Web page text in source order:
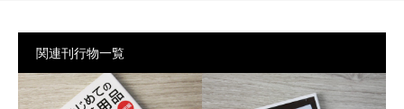
関連刊行物一覧